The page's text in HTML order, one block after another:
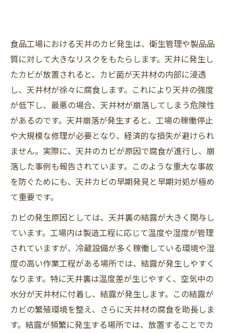
食品工場における天井のカビ発生は、衛生管理や製品品
質に対して大きなリスクをもたらします。天井に発生し
たカビが放置されると、カビ菌が天井材の内部に浸透
し、天井材が徐々に腐食します。これにより天井の強度
が低下し、最悪の場合、天井材が崩落してしまう危険性
があるのです。天井崩落が発生すると、工場の稼働停止
や大規模な修理が必要となり、経済的な損失が避けられ
ません。実際に、天井のカビが原因で腐食が進行し、崩
落した事例も報告されています。このような重大な事故
を防ぐためにも、天井カビの早期発見と早期対処が極め
て重要です。
カビの発生原因としては、天井裏の結露が大きく関与し
ています。工場内は製造工程に応じて温度や湿度が管理
されていますが、冷蔵設備が多く稼働している環境や湿
度の高い作業工程がある場所では、結露が発生しやすく
なります。特に天井裏は温度差が生じやすく、空気中の
水分が天井材に付着し、結露が発生します。この結露が
カビの繁殖環境を整え、さらに天井材の腐食を助長しま
す。結露が頻繁に発生する場所では、放置することでカ